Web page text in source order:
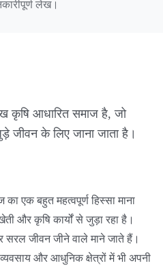
लेख।
कृषि आधारित समाज है, जो
जीवन के लिए जाना जाता है।
का एक बहुत महत्वपूर्ण हिस्सा माना
और कृषि कार्यों से जुड़ा रहा है।
सरल जीवन जीने वाले माने जाते हैं।
और आधुनिक क्षेत्रों में भी अपनी